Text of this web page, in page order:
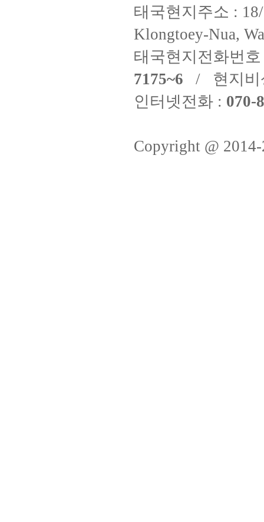
태국현지주소 :
Klongtoey-Nua,
태국현지전화번
7175~6 / 현지비
인터넷전화 : 070-
Copyright @